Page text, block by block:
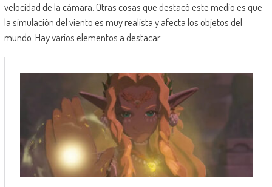
velocidad de la cámara. Otras cosas que destacó este medio es que
la simulación del viento es muy realista y afecta los objetos del
mundo. Hay varios elementos a destacar.